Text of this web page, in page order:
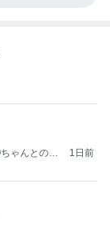
ゃんとのは
1日前